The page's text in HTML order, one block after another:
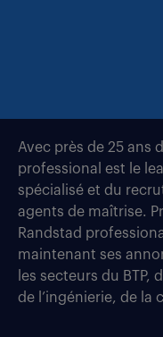
Avec près de 25 ans
professional est le
spécialisé et du
agents de maîtrise.
Randstad
maintenant ses
les secteurs du BTP,
de l’ingénierie, de la